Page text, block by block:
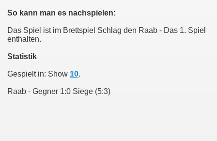
So kann man es nachspielen:
Das Spiel ist im Brettspiel Schlag den Raab - Das 1. Spiel
enthalten.
Statistik
Gespielt in: Show 10.
Raab - Gegner 1:0 Siege (5:3)